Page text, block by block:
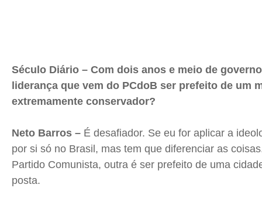
Século Diário – Com dois anos e meio de
liderança que vem do PCdoB ser prefeito de um
extremamente conservador?
Neto Barros – É desafiador. Se eu for aplicar a
por si só no Brasil, mas tem que diferenciar as
Partido Comunista, outra é ser prefeito de uma
posta.